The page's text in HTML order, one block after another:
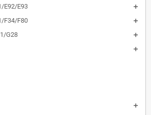
E92/E93
F34/F80
G28